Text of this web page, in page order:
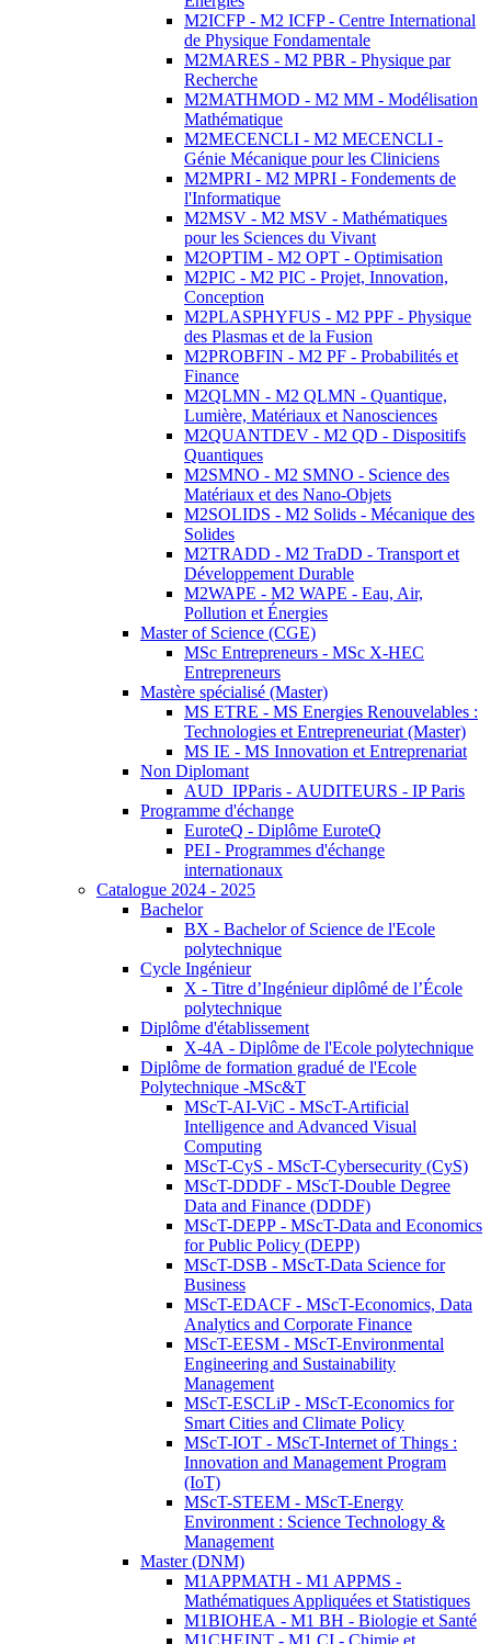
M2ICFP - M2 ICFP - Centre International
de Physique Fondamentale
M2MARES - M2 PBR - Physique par
Recherche
M2MATHMOD - M2 MM - Modélisation
Mathématique
M2MECENCLI - M2 MECENCLI -
Génie Mécanique pour les Cliniciens
M2MPRI - M2 MPRI - Fondements de
l'Informatique
M2MSV - M2 MSV - Mathématiques
pour les Sciences du Vivant
M2OPTIM - M2 OPT - Optimisation
M2PIC - M2 PIC - Projet, Innovation,
Conception
M2PLASPHYFUS - M2 PPF - Physique
des Plasmas et de la Fusion
M2PROBFIN - M2 PF - Probabilités et
Finance
M2QLMN - M2 QLMN - Quantique,
Lumière, Matériaux et Nanosciences
M2QUANTDEV - M2 QD - Dispositifs
Quantiques
M2SMNO - M2 SMNO - Science des
Matériaux et des Nano-Objets
M2SOLIDS - M2 Solids - Mécanique des
Solides
M2TRADD - M2 TraDD - Transport et
Développement Durable
M2WAPE - M2 WAPE - Eau, Air,
Pollution et Énergies
Master of Science (CGE)
MSc Entrepreneurs - MSc X-HEC
Entrepreneurs
Mastère spécialisé (Master)
MS ETRE - MS Energies Renouvelables :
Technologies et Entrepreneuriat (Master)
MS IE - MS Innovation et Entreprenariat
Non Diplomant
AUD_IPParis - AUDITEURS - IP Paris
Programme d'échange
EuroteQ - Diplôme EuroteQ
PEI - Programmes d'échange
internationaux
Catalogue 2024 - 2025
Bachelor
BX - Bachelor of Science de l'Ecole
polytechnique
Cycle Ingénieur
X - Titre d’Ingénieur diplômé de l’École
polytechnique
Diplôme d'établissement
X-4A - Diplôme de l'Ecole polytechnique
Diplôme de formation gradué de l'Ecole
Polytechnique -MSc&T
MScT-AI-ViC - MScT-Artificial
Intelligence and Advanced Visual
Computing
MScT-CyS - MScT-Cybersecurity (CyS)
MScT-DDDF - MScT-Double Degree
Data and Finance (DDDF)
MScT-DEPP - MScT-Data and Economics
for Public Policy (DEPP)
MScT-DSB - MScT-Data Science for
Business
MScT-EDACF - MScT-Economics, Data
Analytics and Corporate Finance
MScT-EESM - MScT-Environmental
Engineering and Sustainability
Management
MScT-ESCLiP - MScT-Economics for
Smart Cities and Climate Policy
MScT-IOT - MScT-Internet of Things :
Innovation and Management Program
(IoT)
MScT-STEEM - MScT-Energy
Environment : Science Technology &
Management
Master (DNM)
M1APPMATH - M1 APPMS -
Mathématiques Appliquées et Statistiques
M1BIOHEA - M1 BH - Biologie et Santé
M1CHEINT - M1 CI - Chimie et